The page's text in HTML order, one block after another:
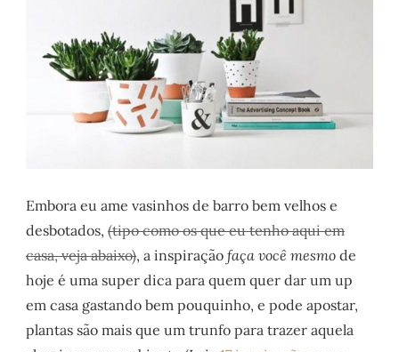
Embora eu ame vasinhos de barro bem velhos e
desbotados,(tipo como os que eu tenho aqui em
casa, veja abaixo), a inspiraçãofaça você mesmo de
hoje é uma super dica para quem quer dar um up
em casa gastando bem pouquinho, e pode apostar,
plantas são mais que um trunfo para trazer aquela